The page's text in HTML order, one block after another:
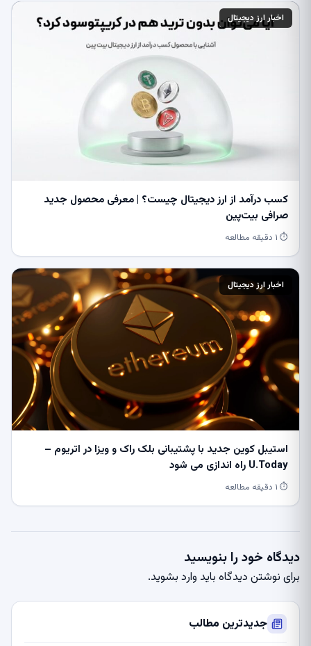
اخبار ارز دیجیتال
کسب درآمد از ارز دیجیتال چیست؟ | معرفی محصول جدید
صرافی بیت‌پین
⏱ ۱ دقیقه مطالعه
اخبار ارز دیجیتال
استیبل کوین جدید با پشتیبانی بلک راک و ویزا در اتریوم –
U.Today راه اندازی می شود
⏱ ۱ دقیقه مطالعه
دیدگاه خود را بنویسید
برای نوشتن دیدگاه باید وارد بشوید.
جدیدترین مطالب